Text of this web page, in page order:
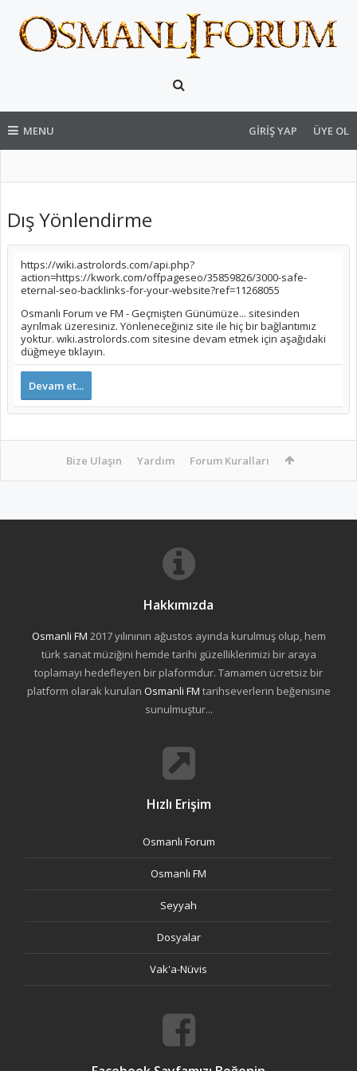
MENU GIRIŞ YAP ÜYE OL
Dış Yönlendirme
https://wiki.astrolords.com/api.php?
action=https://kwork.com/offpageseo/35859826/3000-safe-
eternal-seo-backlinks-for-your-website?ref=11268055
Osmanlı Forum ve FM - Geçmişten Günümüze... sitesinden
ayrılmak üzeresiniz. Yönleneceğiniz site ile hiç bir bağlantımız
yoktur. wiki.astrolords.com sitesine devam etmek için aşağıdaki
düğmeye tıklayın.
Devam et...
Bize Ulaşın Yardım Forum Kuralları
Hakkımızda
Osmanli FM 2017 yılınının ağustos ayında kurulmuş olup, hem
türk sanat müziğini hemde tarihi güzelliklerimizi bir araya
toplamayı hedefleyen bir plaformdur. Tamamen ücretsiz bir
platform olarak kurulan Osmanli FM tarihseverlerin beğenisine
sunulmuştur...
Hızlı Erişim
Osmanlı Forum
Osmanlı FM
Seyyah
Dosyalar
Vak'a-Nüvis